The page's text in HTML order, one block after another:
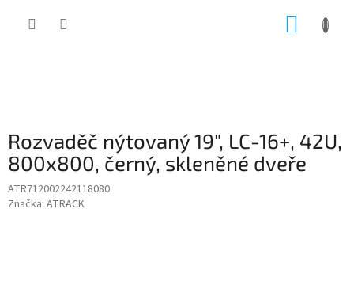
Rozvaděč nýtovaný 19", LC-16+, 42U,
800x800, černý, skleněné dveře
ATR712002242118080
Značka: ATRACK